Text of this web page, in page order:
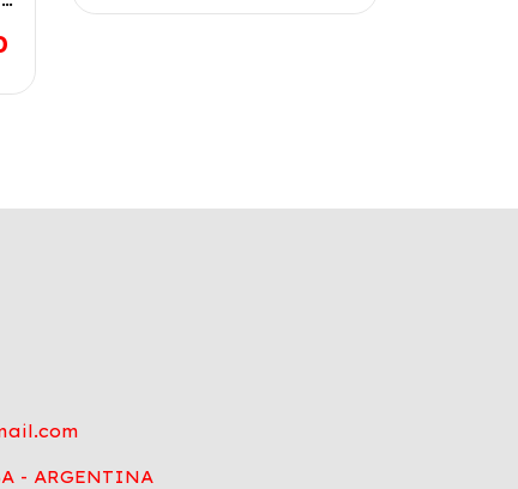
- ARGENTINA